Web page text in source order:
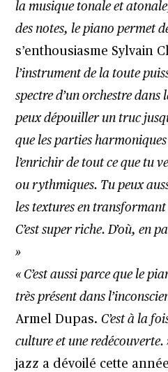
la musique tonale et
des notes, le piano permet
s’enthousiasme Sylvain
l’instrument de la toute
spectre d’un orchestre
peux dépouiller un truc
que les parties
l’enrichir de tout ce que tu
ou rythmiques. Tu peux
les textures en transformant
C’est super riche. D’où, en
»
« C’est aussi parce que le
très présent dans
Armel Dupas.C’est à la
culture et une redécouverte.
jazz a dévoilé cette